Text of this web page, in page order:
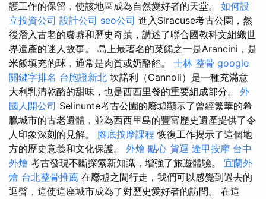
護工作的保留，使該地區成為自然愛好者的天堂。 如何設
立投資公司 設計公司 seo公司 進入Siracuse考古公園，然
後潛入古老的廢墟和歷史奇蹟，講述了聯合國教科文組織世
界遺產的迷人故事。 島上最著名的菜餚之一是Arancini，是
米飯填充的球，通常是肉質或奶酪餡。 士林 整骨 google
關鍵字排名 台胞證新北 坎諾利（Cannoli）是一種充滿意
大利乳清乾酪的甜味，也是西西里餐的重要組成部分。 外
國人開公司 Selinunte考古公園的廢墟顯示了曾經繁華的希
臘城市的古老遺體，並為西西里島的豐富歷史遺產提供了令
人印象深刻的見解。 腳底按摩課程 恢復工作揭示了這個地
方的歷史意義和文化保護。 外燴 點心 貨運 逢甲按摩 台中
外燴 考古發現不斷探索新知識，增強了旅遊體驗。 宜蘭外
燴 台北整骨推薦 在廢墟之間行走，我們可以感覺到過去的
迴聲，這使這座城市成為了對歷史愛好者的訪問。 在這